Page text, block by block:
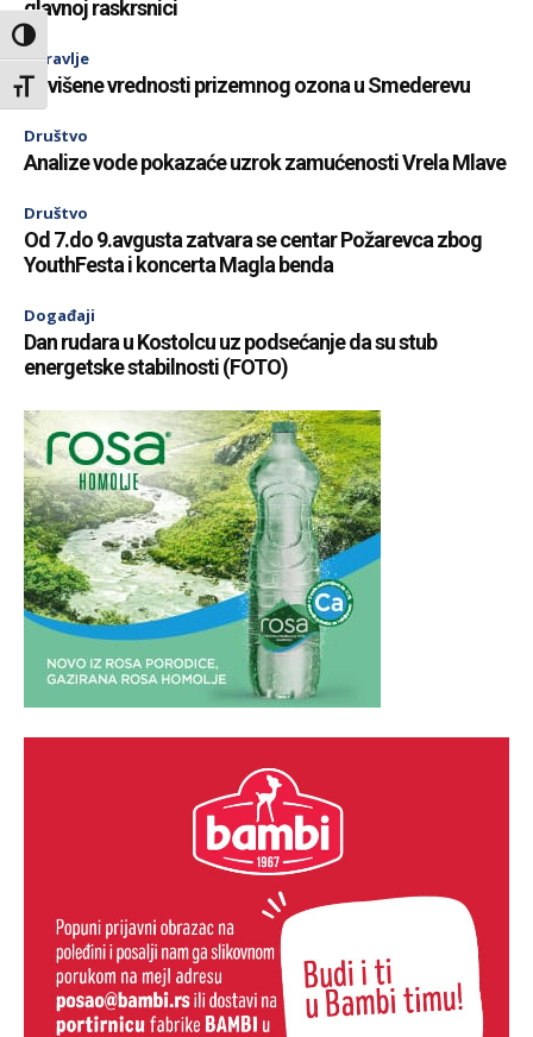
Toggle High Contrast
Toggle Font size
glavnoj raskrsnici
Zdravlje
Povišene vrednosti prizemnog ozona u Smederevu
Društvo
Analize vode pokazaće uzrok zamućenosti Vrela Mlave
Društvo
Od 7.do 9.avgusta zatvara se centar Požarevca zbog
YouthFesta i koncerta Magla benda
Događaji
Dan rudara u Kostolcu uz podsećanje da su stub
energetske stabilnosti (FOTO)